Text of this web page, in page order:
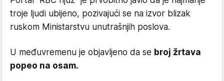
troje ljudi ubijeno, pozivajući se na izvor blizak
ruskom Ministarstvu unutrašnjih poslova.
U međuvremenu je objavljeno da se broj žrtava
popeo na osam.